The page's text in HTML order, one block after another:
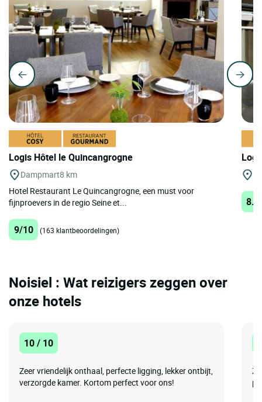
Logis Hôtel le Quincangrogne
Dampmart8 km
Hotel Restaurant Le Quincangrogne, een must voor
fijnproevers in de regio Seine et...
9/10 (163 klantbeoordelingen)
Noisiel : Wat reizigers zeggen over
onze hotels
10 / 10
Zeer vriendelijk onthaal, perfecte ligging, lekker ontbijt,
verzorgde kamer. Kortom perfect voor ons!